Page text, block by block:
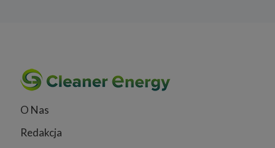
O Nas
Redakcja